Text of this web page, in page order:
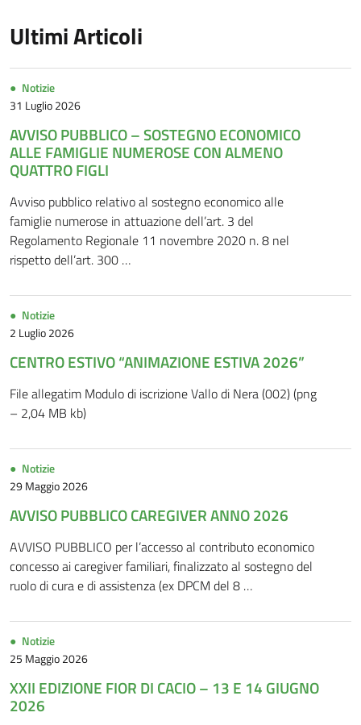
Ultimi Articoli
Notizie
31 Luglio 2026
AVVISO PUBBLICO – SOSTEGNO ECONOMICO
ALLE FAMIGLIE NUMEROSE CON ALMENO
QUATTRO FIGLI
Avviso pubblico relativo al sostegno economico alle
famiglie numerose in attuazione dell’art. 3 del
Regolamento Regionale 11 novembre 2020 n. 8 nel
rispetto dell’art. 300 …
Notizie
2 Luglio 2026
CENTRO ESTIVO “ANIMAZIONE ESTIVA 2026”
File allegatim Modulo di iscrizione Vallo di Nera (002) (png
– 2,04 MB kb)
Notizie
29 Maggio 2026
AVVISO PUBBLICO CAREGIVER ANNO 2026
AVVISO PUBBLICO per l’accesso al contributo economico
concesso ai caregiver familiari, finalizzato al sostegno del
ruolo di cura e di assistenza (ex DPCM del 8 …
Notizie
25 Maggio 2026
XXII EDIZIONE FIOR DI CACIO – 13 E 14 GIUGNO
2026